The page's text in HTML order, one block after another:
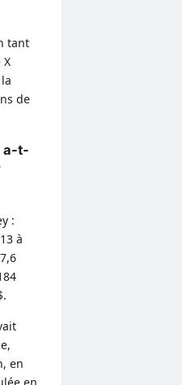
tant
X
de
a-t-
:
à
en